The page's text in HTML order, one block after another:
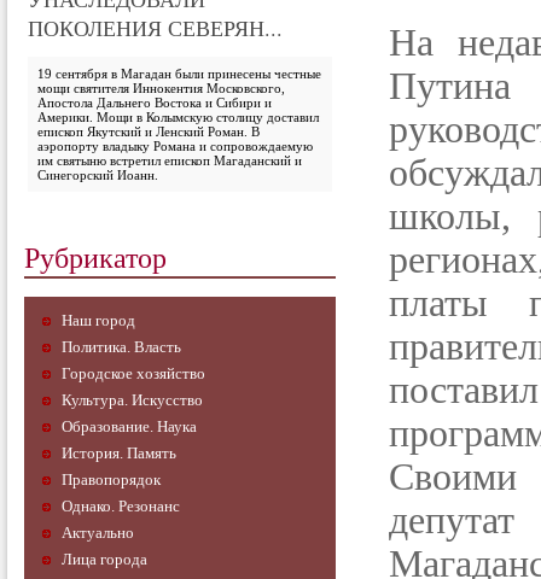
ПОКОЛЕНИЯ СЕВЕРЯН...
19 сентября в Магадан были принесены честные
мощи святителя Иннокентия Московского,
Апостола Дальнего Востока и Сибири и
Америки. Мощи в Колымскую столицу доставил
епископ Якутский и Ленский Роман. В
аэропорту владыку Романа и сопровождаемую
им святыню встретил епископ Магаданский и
Синегорский Иоанн.
Рубрикатор
Наш город
Политика. Власть
Городское хозяйство
Культура. Искусство
Образование. Наука
История. Память
Правопорядок
Однако. Резонанс
Актуально
Лица города
На
школы,
платы
Своими